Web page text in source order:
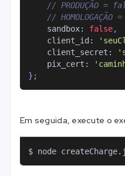
// PRODUÇÃO =
// HOMOLOGAÇÃO
sandbox: false,
client_id :
client_secret :
pix_cert :
} ;
Em seguida, execute o
$ node